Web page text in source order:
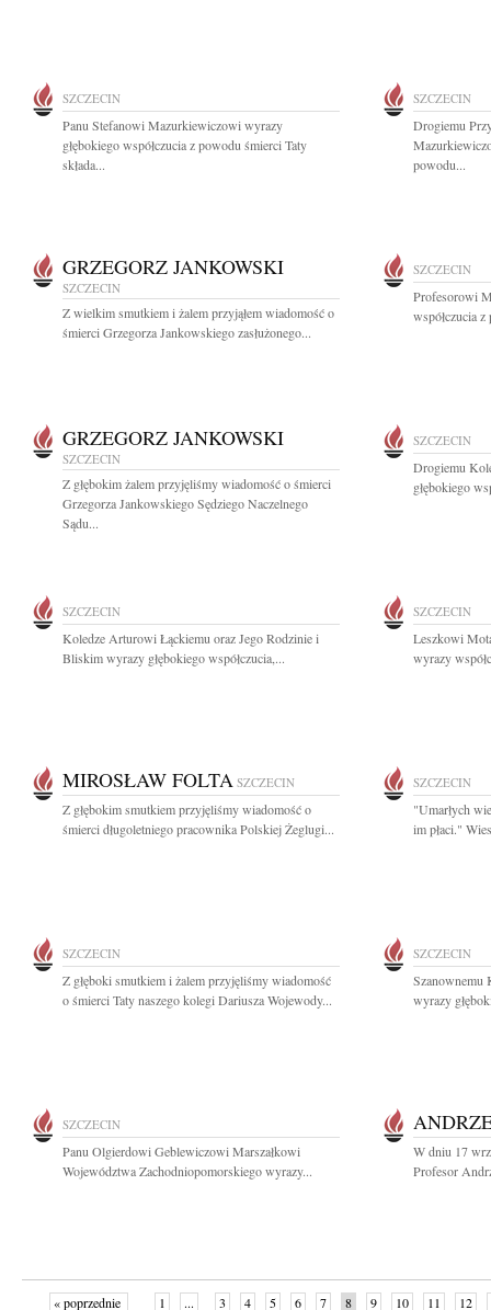
SZCZECIN
Panu Stefanowi Mazurkiewiczowi wyrazy
głębokiego współczucia z powodu śmierci Taty
składa...
SZCZECIN
Drogiemu
powodu...
GRZEGORZ JANKOWSKI
SZCZECIN
Z wielkim smutkiem i żalem przyjąłem wiadomość o
śmierci Grzegorza Jankowskiego zasłużonego...
SZCZECIN
Profesorowi
współczucia
GRZEGORZ JANKOWSKI
SZCZECIN
Z głębokim żalem przyjęliśmy wiadomość o śmierci
Grzegorza Jankowskiego Sędziego Naczelnego
Sądu...
SZCZECIN
Drogiemu
głębokiego
SZCZECIN
Koledze Arturowi Łąckiemu oraz Jego Rodzinie i
Bliskim wyrazy głębokiego współczucia,...
SZCZECIN
Leszkowi
wyrazy
MIROSŁAW FOLTA SZCZECIN
Z głębokim smutkiem przyjęliśmy wiadomość o
śmierci długoletniego pracownika Polskiej Żeglugi...
SZCZECIN
"Umarłych
im płaci."
SZCZECIN
Z głęboki smutkiem i żalem przyjęliśmy wiadomość
o śmierci Taty naszego kolegi Dariusza Wojewody...
SZCZECIN
Szanownemu
wyrazy
SZCZECIN
Panu Olgierdowi Geblewiczowi Marszałkowi
Województwa Zachodniopomorskiego wyrazy...
W dniu 17
Profesor
« poprzednie 1 ... 3 4 5 6 7 8 9 10 11 12